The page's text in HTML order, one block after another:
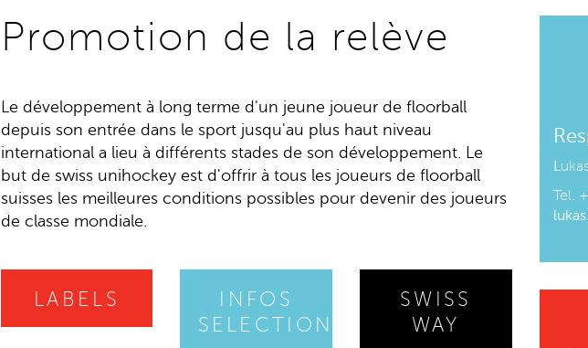
Promotion de la relève
Le développement à long terme d'un jeune joueur de floorball
depuis son entrée dans le sport jusqu'au plus haut niveau
international a lieu à différents stades de son développement. Le
but de swiss unihockey est d'offrir à tous les joueurs de floorball
suisses les meilleures conditions possibles pour devenir des joueurs
de classe mondiale.
LABELS
INFOS
SELECTIONS
SWISS
WAY
L
Tel.